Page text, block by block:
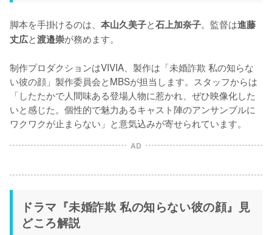
脚本を手掛けるのは、 本山久美子と石上加奈子。監督は進藤
丈広と渡邉崇が務めます。
制作プロダクションはVIVIA、製作は「未婚詐欺 私の知らな
い彼の顔」製作委員会とMBSが担当します。スタッフからは
「したたかで人間味ある登場人物に惹かれ、ぜひ映像化した
いと感じた。個性的で魅力あるキャスト陣のアンサンブルに
ワクワクが止まらない」と意気込みが寄せられています。
AD
ドラマ『未婚詐欺 私の知らない彼の顔』見
どころ解説